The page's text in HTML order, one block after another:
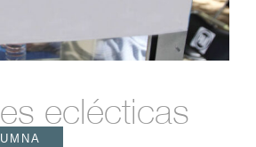
eclécticas